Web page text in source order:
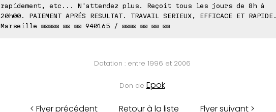
rapidement, etc... N'attendez plus. Reçoit tous les jours de 8h à
20h00. PAIEMENT APRÉS RESULTAT. TRAVAIL SERIEUX, EFFICACE ET RAPIDE.
Marseille ⊠⊠⊠⊠⊠ ⊠⊠ ⊠⊠ 940165 / ⊠⊠⊠⊠ ⊠⊠ ⊠⊠ ⊠⊠
Datation : entre 1996 et 2006
Don de Epok
< Flyer précédent Retour à la liste Flyer suivant >